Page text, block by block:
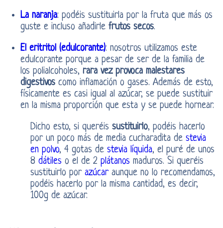
La naranja: podéis sustituirla por la fruta que más os
guste e incluso añadirle frutos secos.
El eritritol (edulcorante): nosotros utilizamos este
edulcorante porque a pesar de ser de la familia de
los polialcoholes, rara vez provoca malestares
digestivoscomo inflamación o gases. Además de esto,
físicamente es casi igual al azúcar, se puede sustituir
en la misma proporción que esta y se puede hornear.
Dicho esto, si queréis sustituirlo, podéis hacerlo
por un poco más de media cucharadita de stevia
en polvo, 4 gotas de stevia líquida, el puré de unos
8 dátiles o el de 2 plátanos maduros. Si queréis
sustituirlo por azúcaraunque no lo recomendamos,
podéis hacerlo por la misma cantidad, es decir,
100g de azúcar.